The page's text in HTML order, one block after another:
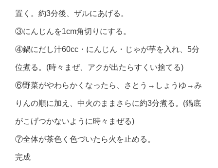
置く。約3分後、ザルにあげる。
③にんじんを1cm角切りにする。
④鍋にだし汁60cc・にんじん・じゃが芋を入れ、5分
位煮る。(時々まぜ、アクが出たらすくい捨てる)
⑥野菜がやわらかくなったら、さとう→しょうゆ→み
りんの順に加え、中火のままさらに約3分煮る。(鍋底
がこげつかないように時々まぜる)
⑦全体が茶色く色づいたら火を止める。
完成